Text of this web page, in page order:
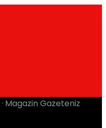
· Magazin Gazeteniz